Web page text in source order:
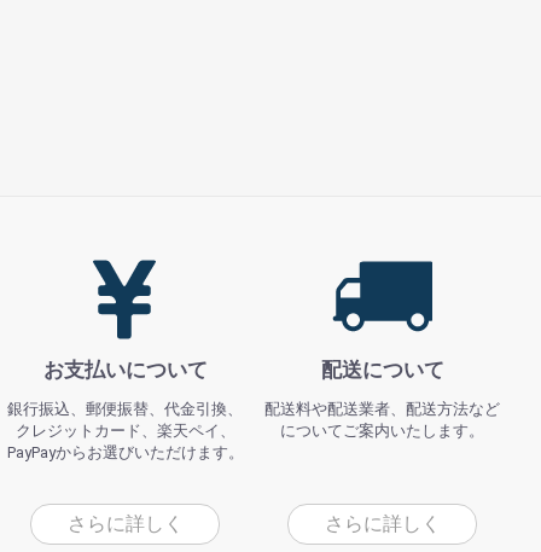
お支払いについて
銀行振込、郵便振替、代金引換、
クレジットカード、楽天ペイ、
PayPayからお選びいただけます。
さらに詳しく
配送について
配送料や配送業者、配送方法など
についてご案内いたします。
さらに詳しく